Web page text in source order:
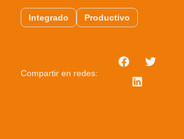
Integrado Productivo
Compartir en redes: